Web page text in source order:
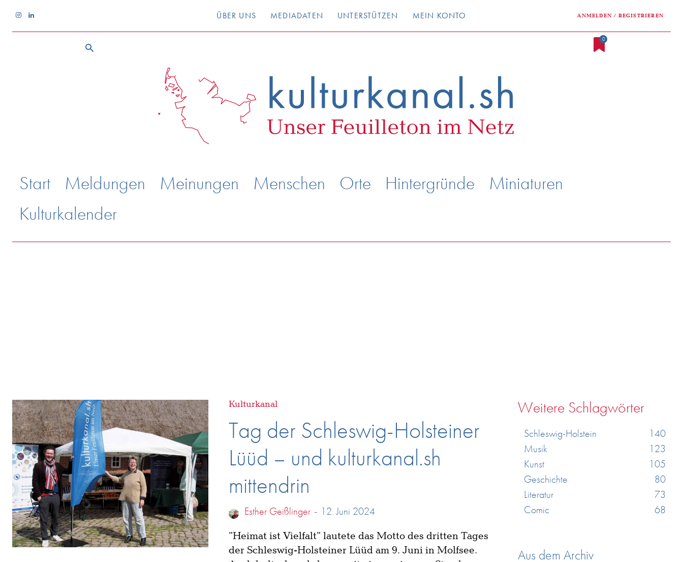
ÜBER UNS MEDIADATEN UNTERSTÜTZEN MEIN KONTO ANMELDEN / REGISTRIEREN
0
Start Meldungen Meinungen Menschen Orte Hintergründe
Miniaturen
Kulturkalender
Kulturkanal
Tag der Schleswig-Holsteiner
Lüüd – und kulturkanal.sh
mittendrin
Esther Geißlinger - 12. Juni 2024
"Heimat ist Vielfalt" lautete das Motto des dritten Tages
der Schleswig-Holsteiner Lüüd am 9. Juni in Molfsee.
Weitere Schlagwörter
Schleswig-Holstein
140
Musik
123
Kunst
105
Geschichte
80
Literatur
73
Comic
68
Aus dem Archiv